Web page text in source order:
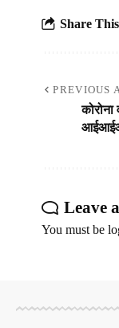
Share
PREVIOUS
Leave
You must be